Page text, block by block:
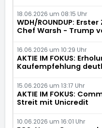
18.06.2026 um 08:15 Uhr
WDH/ROUNDUP:
Chef Warsh - Trump
16.06.2026 um 10:29 Uhr
AKTIE IM FOKUS:
Kaufempfehlung
15.06.2026 um 13:17 Uhr
AKTIE IM FOKUS:
Streit mit Unicredit
10.06.2026 um 16:01 Uhr